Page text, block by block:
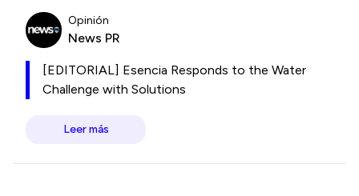
Opinión
News PR
[EDITORIAL] Esencia Responds to the Water
Challenge with Solutions
Leer más